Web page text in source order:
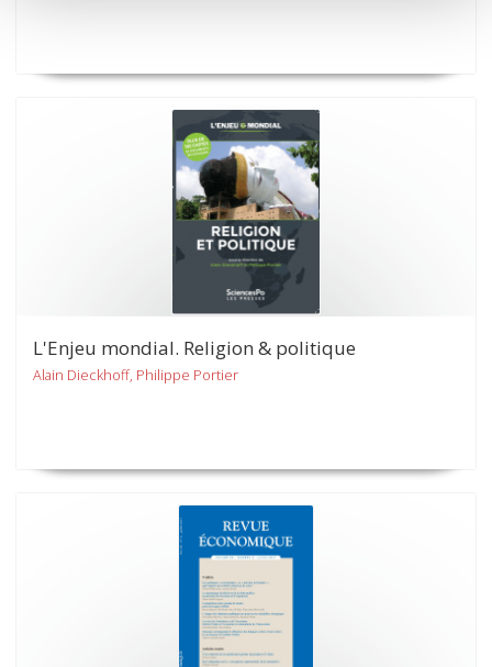
L'Enjeu mondial. Religion & politique
Alain Dieckhoff, Philippe Portier